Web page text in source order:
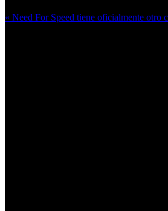
« Need For Speed tiene oficialmente otro